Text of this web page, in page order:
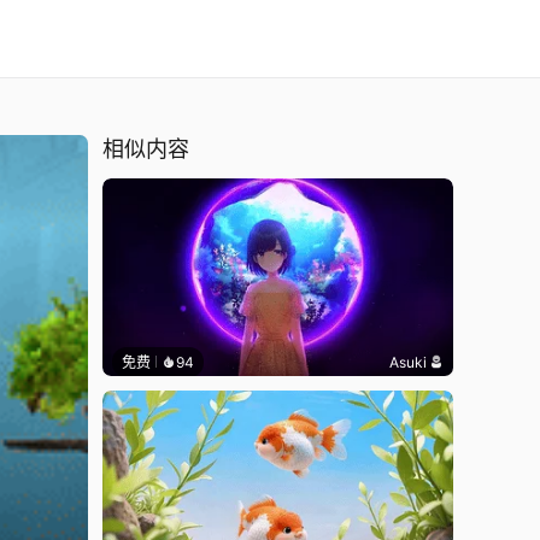
相似内容
免费 94 Asuki